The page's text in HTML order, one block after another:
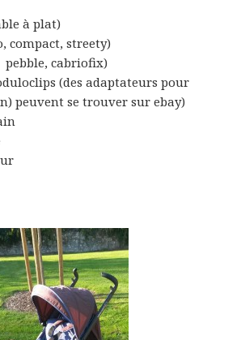
à plat)
compact, streety)
pebble, cabriofix)
(des adaptateurs pour
peuvent se trouver sur ebay)